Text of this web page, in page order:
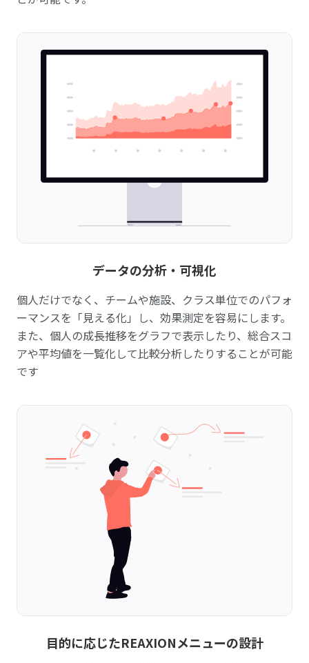
データの分析・可視化
個人だけでなく、チームや施設、クラス単位でのパフォ
ーマンスを「見える化」し、効果測定を容易にします。
また、個人の成長推移をグラフで表示したり、総合スコ
アや平均値を一覧化して比較分析したりすることが可能
です
目的に応じたREAXIONメニューの設計